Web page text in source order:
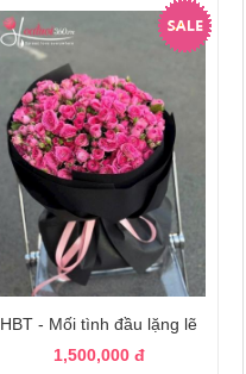
HBT - Mối tình đầu lặng lẽ
1,500,000 đ